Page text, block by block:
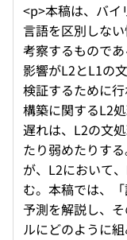
<p>本稿は、バイ
言語を区別しな
考察するもので
影響がL2とL1の
検証するために
構築に関するL2
遅れは、L2の文
たり弱めたりす
が、L2において
む。本稿では、
予測を解説し、
ルにどのように